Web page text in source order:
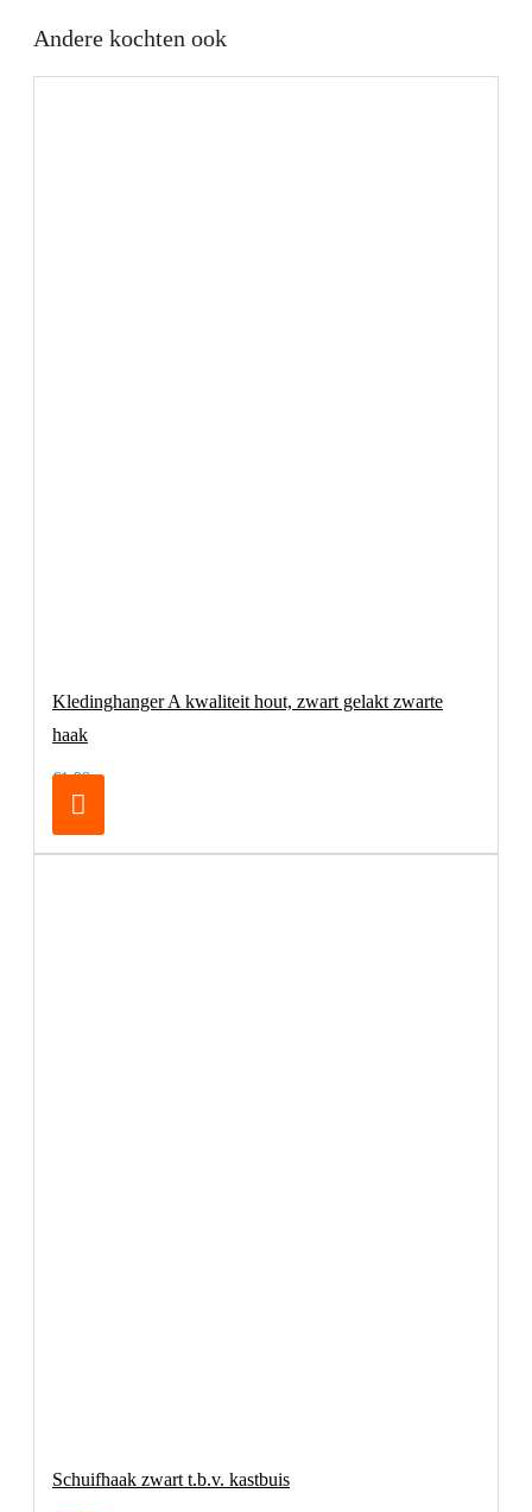
Andere kochten ook
Kledinghanger A kwaliteit hout, zwart gelakt zwarte
haak
€1,99
Schuifhaak zwart t.b.v. kastbuis